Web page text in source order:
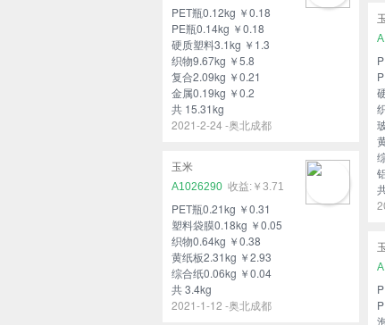
PET瓶0.12kg ￥0.18
PE瓶0.14kg ￥0.18
硬质塑料3.1kg ￥1.3
织物9.67kg ￥5.8
复合2.09kg ￥0.21
金属0.19kg ￥0.2
共 15.31kg
2021-2-24 -奥北成都
玉米
A1026290
￥3.71
PET瓶0.21kg ￥0.31
塑料袋膜0.18kg ￥0.05
织物0.64kg ￥0.38
黄纸板2.31kg ￥2.93
综合纸0.06kg ￥0.04
共 3.4kg
2021-1-12 -奥北成都